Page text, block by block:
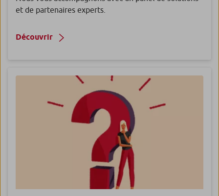
et de partenaires experts.
Découvrir